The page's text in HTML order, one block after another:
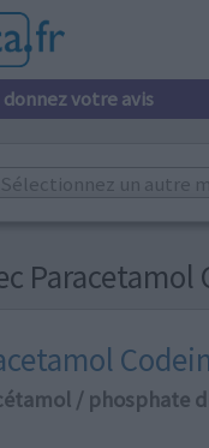
donnez votre avis
Sélectionnez un autre
Paracetamol
/ phosphate